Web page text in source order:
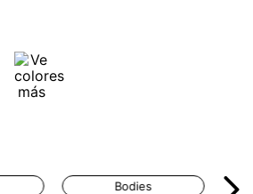
Bodies